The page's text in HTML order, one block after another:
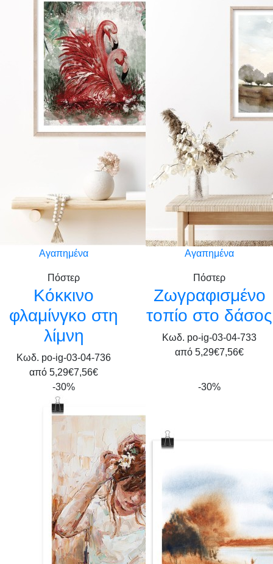
Αγαπημένα
Πόστερ
Κόκκινο
φλαμίνγκο στη
λίμνη
Κωδ. po-ig-03-04-736
από 5,29€7,56€
Αγαπημένα
Πόστερ
Ζωγραφισμένο
τοπίο στο δάσος
Κωδ. po-ig-03-04-733
από 5,29€7,56€
-30% -30%